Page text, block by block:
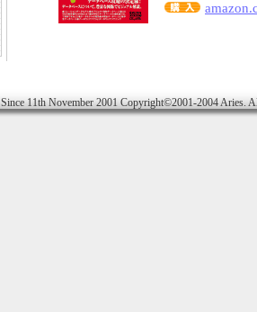
Since 11th November 2001 Copyright©2001-2004 Aries.